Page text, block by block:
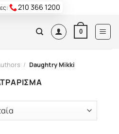
210 366 1200
0
/ Daughtry Mikki